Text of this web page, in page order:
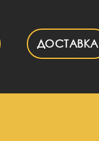
ДОСТАВКА